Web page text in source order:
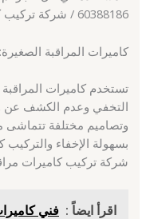
60388186 / شركة تركيب كاميرات مراقبة حطين
كاميرات المراقبة الصغيرة:
تستخدم كاميرات
التخفي وعدم الكشف عن
وتصاميم مختلفة تتماشى
شركة تركيب كاميرات
اقرأ ايضاً :